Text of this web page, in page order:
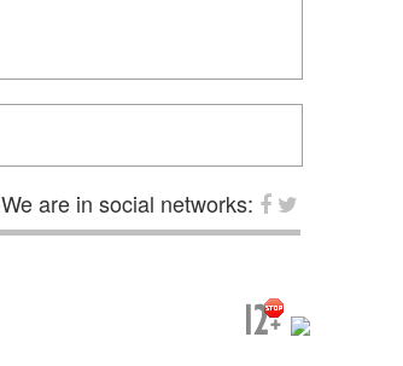
We are in social networks: